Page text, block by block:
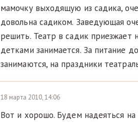
мамочку выходящую из садика,
довольна садиком. Заведующая
решить. Театр в садик приезжает
детками занимается. За питание
занимаются, на праздники
18 марта 2010, 14:06
Вот и хорошо. Будем надеяться